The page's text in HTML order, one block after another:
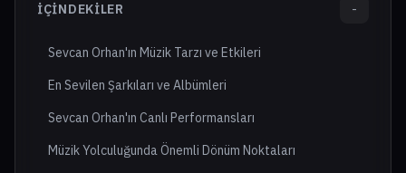
İÇINDEKILER -
Sevcan Orhan'ın Müzik Tarzı ve Etkileri
En Sevilen Şarkıları ve Albümleri
Sevcan Orhan'ın Canlı Performansları
Müzik Yolculuğunda Önemli Dönüm Noktaları